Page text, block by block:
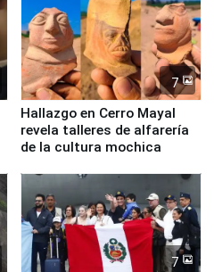
7
Hallazgo en Cerro Mayal
revela talleres de alfarería
de la cultura mochica
7